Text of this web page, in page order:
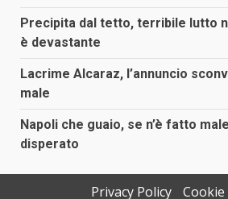
Precipita dal tetto, terribile lutto
è devastante
Lacrime Alcaraz, l’annuncio
male
Napoli che guaio, se n’è fatto
disperato
Privacy Policy Cookie